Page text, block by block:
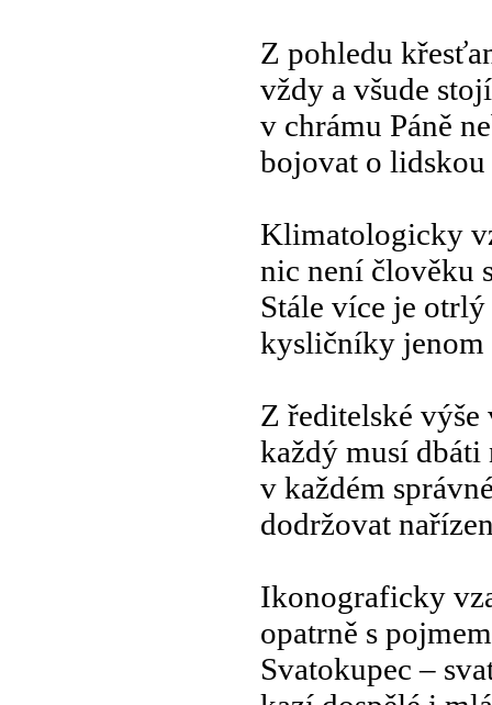
Z pohledu
vždy a všude
v chrámu Páně
bojovat o lidskou
Klimatologicky
nic není člověku
Stále více je otrlý
kysličníky
Z ředitelské výše
každý musí dbáti
v každém
dodržovat
Ikonograficky
opatrně s
Svatokupec –